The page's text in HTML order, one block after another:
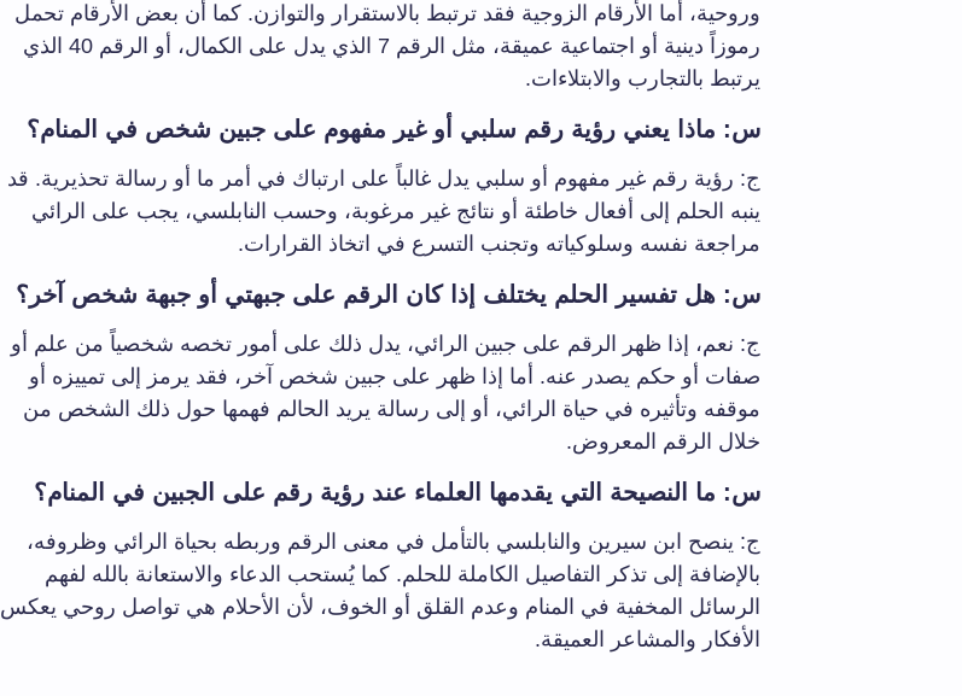
وروحية، أما الأرقام الزوجية فقد ترتبط بالاستقرار والتوازن. كما أن بعض الأرقام تحمل
رموزاً دينية أو اجتماعية عميقة، مثل الرقم 7 الذي يدل على الكمال، أو الرقم 40 الذي
يرتبط بالتجارب والابتلاءات.
س: ماذا يعني رؤية رقم سلبي أو غير مفهوم على جبين شخص في المنام؟
ج: رؤية رقم غير مفهوم أو سلبي يدل غالباً على ارتباك في أمر ما أو رسالة تحذيرية. قد
ينبه الحلم إلى أفعال خاطئة أو نتائج غير مرغوبة، وحسب النابلسي، يجب على الرائي
مراجعة نفسه وسلوكياته وتجنب التسرع في اتخاذ القرارات.
س: هل تفسير الحلم يختلف إذا كان الرقم على جبهتي أو جبهة شخص آخر؟
ج: نعم، إذا ظهر الرقم على جبين الرائي، يدل ذلك على أمور تخصه شخصياً من علم أو
صفات أو حكم يصدر عنه. أما إذا ظهر على جبين شخص آخر، فقد يرمز إلى تمييزه أو
موقفه وتأثيره في حياة الرائي، أو إلى رسالة يريد الحالم فهمها حول ذلك الشخص من
خلال الرقم المعروض.
س: ما النصيحة التي يقدمها العلماء عند رؤية رقم على الجبين في المنام؟
ج: ينصح ابن سيرين والنابلسي بالتأمل في معنى الرقم وربطه بحياة الرائي وظروفه،
بالإضافة إلى تذكر التفاصيل الكاملة للحلم. كما يُستحب الدعاء والاستعانة بالله لفهم
الرسائل المخفية في المنام وعدم القلق أو الخوف، لأن الأحلام هي تواصل روحي يعكس
الأفكار والمشاعر العميقة.